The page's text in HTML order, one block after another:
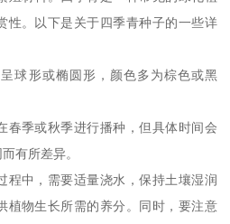
性。以下是关于四季青种子的一些详
球形或椭圆形，颜色多为棕色或黑
春季或秋季进行播种，但具体时间会
有所差异。
程中，需要适量浇水，保持土壤湿润
植物生长所需的养分。同时，要注意